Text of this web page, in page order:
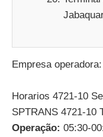
Empresa
Horarios 4721-10
SPTRANS 4721-10
Operação: 05:30-